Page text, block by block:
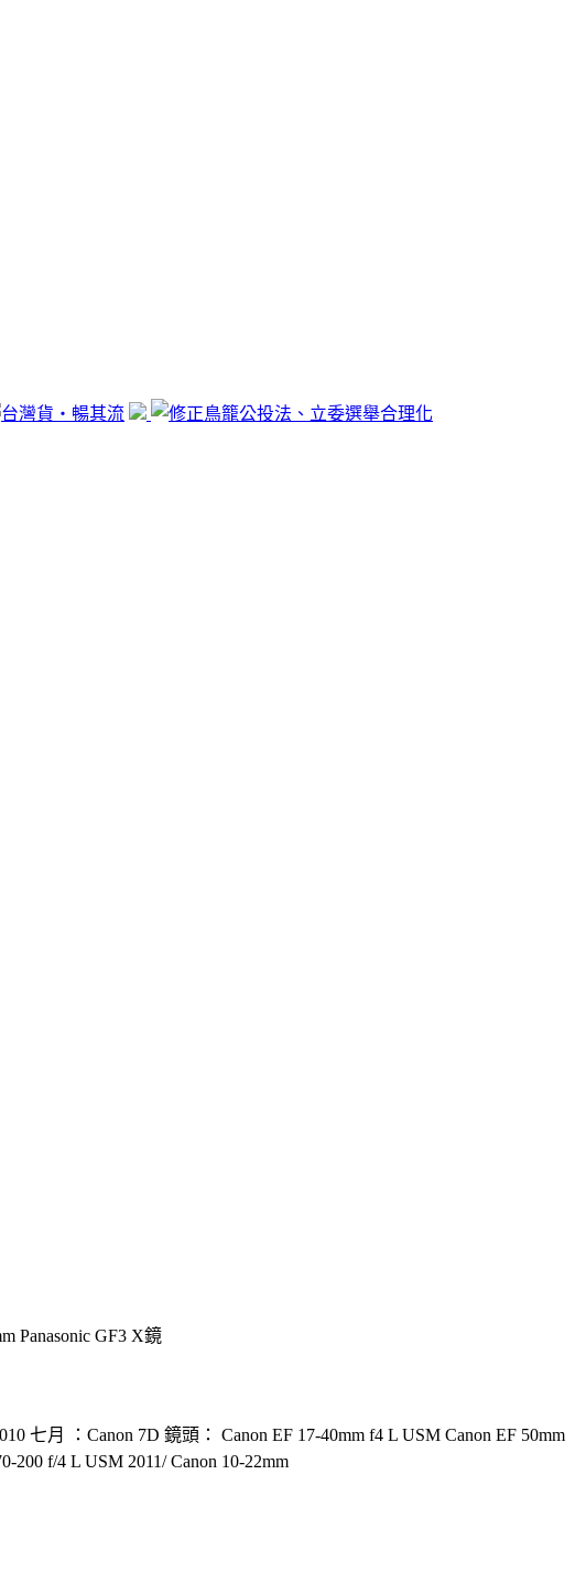
Panasonic GF3 X鏡
七月 ：Canon 7D 鏡頭： Canon EF 17-40mm f4 L USM Canon EF 50mm
200 f/4 L USM 2011/ Canon 10-22mm